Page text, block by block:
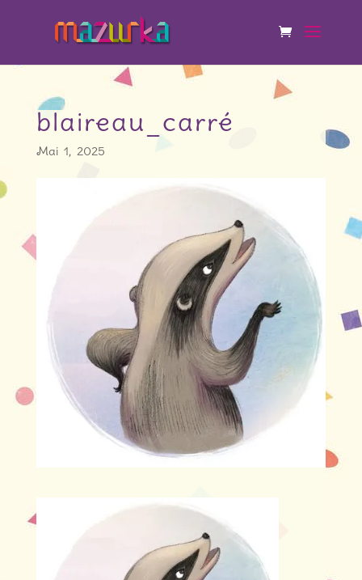
blaireau_carré
Mai 1, 2025